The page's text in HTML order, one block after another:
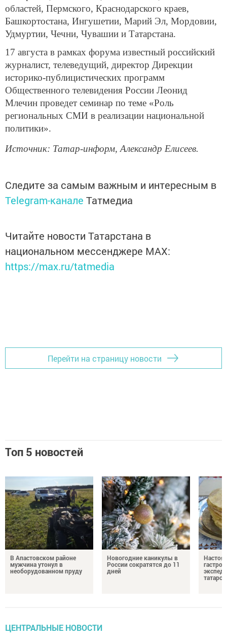
областей, Пермского, Краснодарского краев,
Башкортостана, Ингушетии, Марий Эл, Мордовии,
Удмуртии, Чечни, Чувашии и Татарстана.
17 августа в рамках форума известный российский
журналист, телеведущий, директор Дирекции
историко-публицистических программ
Общественного телевидения России Леонид
Млечин проведет семинар по теме «Роль
региональных СМИ в реализации национальной
политики».
Источник: Татар-информ, Александр Елисеев.
Следите за самым важным и интересным в
Telegram-канале Татмедиа
Читайте новости Татарстана в
национальном мессенджере MАХ:
https://max.ru/tatmedia
Перейти на страницу новости
Топ 5 новостей
В Апастовском районе
мужчина утонул в
необорудованном пруду
Новогодние каникулы в
России сократятся до 11
дней
ЦЕНТРАЛЬНЫЕ НОВОСТИ